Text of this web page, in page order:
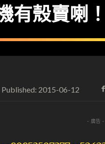
有殼賣喇！
Published: 2015-06-12
- 廣告 -